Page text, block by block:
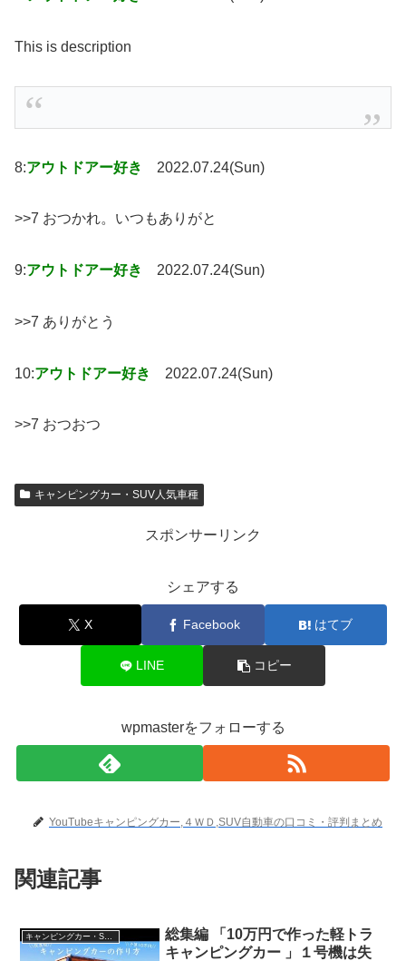
This is description
8:アウトドアー好き 2022.07.24(Sun)
>>7 おつかれ。いつもありがと
9:アウトドアー好き 2022.07.24(Sun)
>>7 ありがとう
10:アウトドアー好き 2022.07.24(Sun)
>>7 おつおつ
キャンピングカー・SUV人気車種
スポンサーリンク
シェアする
X Facebook はてブ
LINE コピー
wpmasterをフォローする
YouTubeキャンピングカー,４ＷＤ,SUV自動車の口コミ・評判まとめ
関連記事
キャンピングカー・SUV人気車種
総集編 「10万円で作った軽トラ
キャンピングカー 」１号機は失